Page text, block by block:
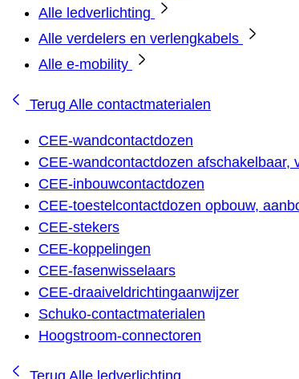
Alle ledverlichting
Alle verdelers en verlengkabels
Alle e-mobility
Terug Alle contactmaterialen
CEE-wandcontactdozen
CEE-wandcontactdozen afschakelbaar,
CEE-inbouwcontactdozen
CEE-toestelcontactdozen opbouw,
CEE-stekers
CEE-koppelingen
CEE-fasenwisselaars
CEE-draaiveldrichtingaanwijzer
Schuko-contactmaterialen
Hoogstroom-connectoren